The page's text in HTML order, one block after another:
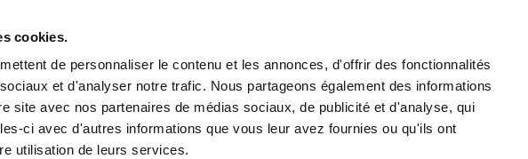
cookies.
de personnaliser le contenu et les annonces, d'offrir des fonctionnalités
et d'analyser notre trafic. Nous partageons également des informations
site avec nos partenaires de médias sociaux, de publicité et d'analyse, qui
ci avec d'autres informations que vous leur avez fournies ou qu'ils ont
utilisation de leurs services.
Commercial Information Contracts & Tariffs Market Consultation
2016